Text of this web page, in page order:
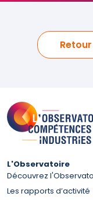
L'Observatoire
Découvrez
Les rapports d’activité